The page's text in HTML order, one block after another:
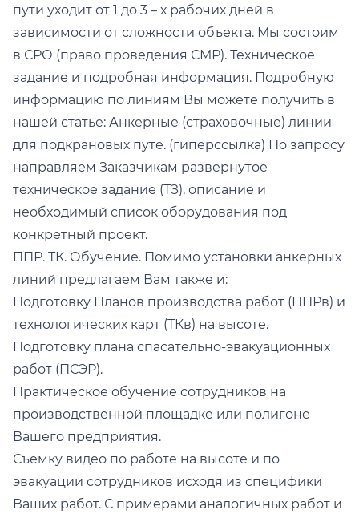
пути уходит от 1 до 3 – х рабочих дней в
зависимости от сложности объекта. Мы состоим
в СРО (право проведения СМР). Техническое
задание и подробная информация. Подробную
информацию по линиям Вы можете получить в
нашей статье: Анкерные (страховочные) линии
для подкрановых путе. (гиперссылка) По запросу
направляем Заказчикам развернутое
техническое задание (ТЗ), описание и
необходимый список оборудования под
конкретный проект.
ППР. ТК. Обучение. Помимо установки анкерных
линий предлагаем Вам также и:
Подготовку Планов производства работ (ППРв) и
технологических карт (ТКв) на высоте.
Подготовку плана спасательно-эвакуационных
работ (ПСЭР).
Практическое обучение сотрудников на
производственной площадке или полигоне
Вашего предприятия.
Съемку видео по работе на высоте и по
эвакуации сотрудников исходя из специфики
Ваших работ. С примерами аналогичных работ и